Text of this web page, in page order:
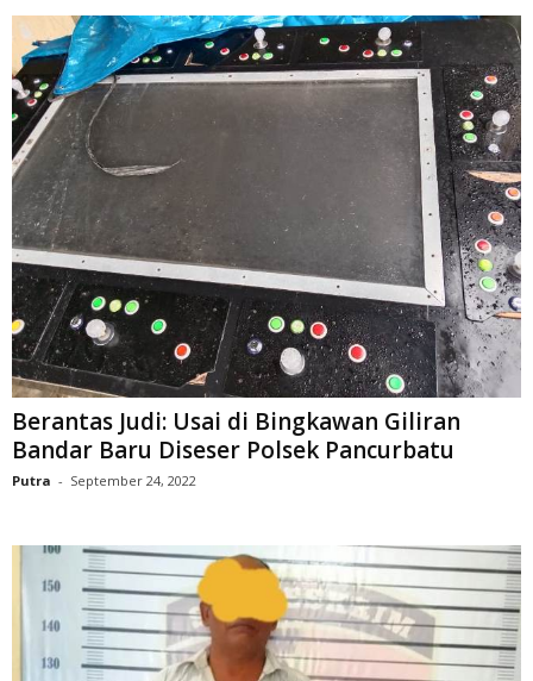
Berantas Judi: Usai di Bingkawan Giliran
Bandar Baru Diseser Polsek Pancurbatu
Putra - September 24, 2022